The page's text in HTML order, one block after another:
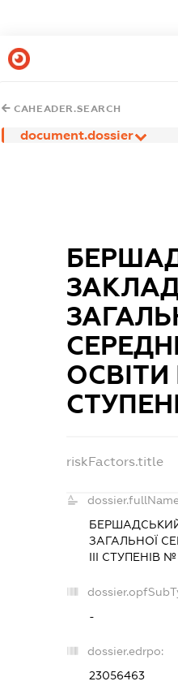
CAHEADER.SEARCH
document.dossier
ОСВІТИ
riskFactors.title
ЗАГАЛЬНОЇ
ІІІ СТУПЕНІВ №
-
dossier.edrpo:
23056463